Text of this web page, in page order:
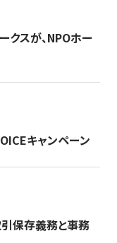
クスが、NPOホー
キャンペーン
保存義務と事務